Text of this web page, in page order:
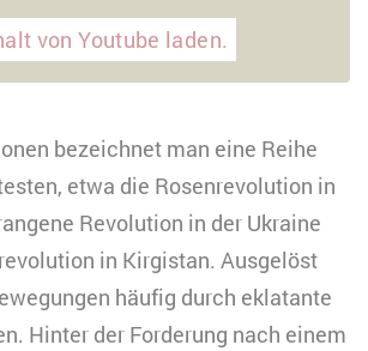
von Youtube laden.
bezeichnet man eine Reihe
etwa die Rosenrevolution in
Revolution in der Ukraine
in Kirgistan. Ausgelöst
häufig durch eklatante
Hinter der Forderung nach einem